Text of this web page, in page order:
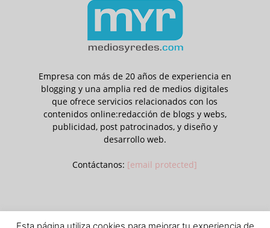
Empresa con más de 20 años de experiencia en
blogging y una amplia red de medios digitales
que ofrece servicios relacionados con los
contenidos online:redacción de blogs y webs,
publicidad, post patrocinados, y diseño y
desarrollo web.
Contáctanos: [email protected]
Esta página utiliza cookies para mejorar tu experiencia de